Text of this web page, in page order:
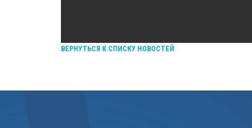
ВЕРНУТЬСЯ К СПИСКУ НОВОСТЕЙ